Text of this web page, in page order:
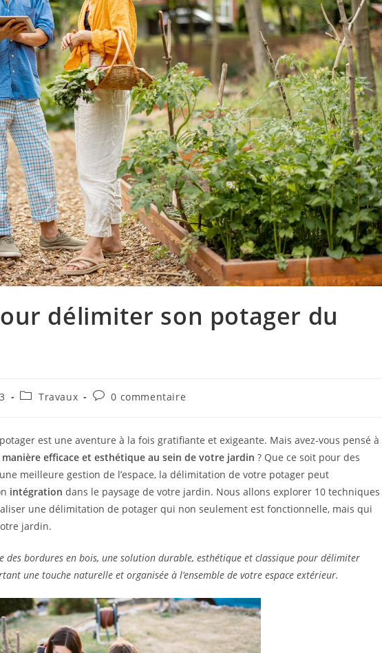
délimiter son potager du
Travaux 0 commentaire
est une aventure à la fois gratifiante et exigeante. Mais avez-vous pensé à
efficace et esthétique au sein de votre jardin ? Que ce soit pour des
meilleure gestion de l’espace, la délimitation de votre potager peut
intégration dans le paysage de votre jardin. Nous allons explorer 10 techniques
une délimitation de potager qui non seulement est fonctionnelle, mais qui
jardin.
des bordures en bois, une solution durable, esthétique et classique pour délimiter
une touche naturelle et organisée à l’ensemble de votre espace extérieur.